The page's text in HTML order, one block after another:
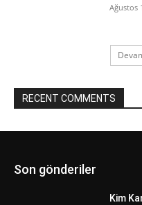
Ağustos
RECENT COMMENTS
Son gönderiler
Kim